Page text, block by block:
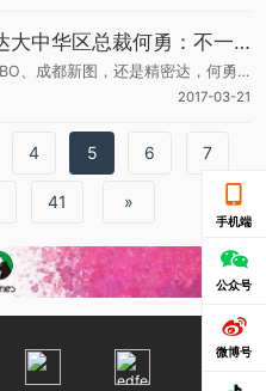
专访|柯达大中华区总裁何勇：不一样的柯达
不论是在MBO、成都新图，还是精密达，何勇先生给人的印象是一直保存着他的理想和激情，以及触摸未来时所留下来的温度，就如同他几年前所提出的观点或议题，在如今的印刷包装行业仍不过时一样。
2017-03-21
4 5 6 7
41 »
手机端
公众号
微博号